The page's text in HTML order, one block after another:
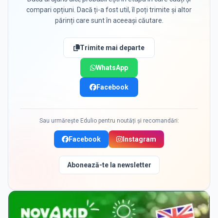
compari opțiuni. Dacă ți-a fost util, îl poți trimite și altor
părinți care sunt în aceeași căutare.
Trimite mai departe
WhatsApp
Facebook
Sau urmărește Edulio pentru noutăți și recomandări:
Facebook Instagram
Abonează-te la newsletter